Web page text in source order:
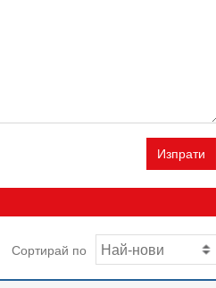
Изпрати
Сортирай по